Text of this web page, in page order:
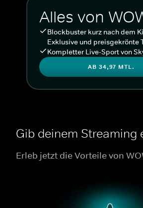
Alles von
Blockbuster kurz nach dem
Exklusive und preisgekrönte
Kompletter Live-Sport von
AB 34,97 MTL.
Gib deinem Streaming
Erleb jetzt die Vorteile von